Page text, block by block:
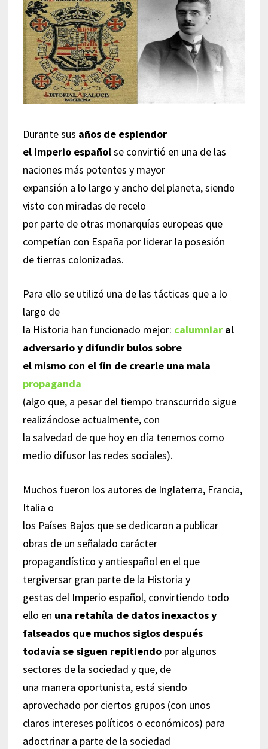
Durante sus años de esplendor
el Imperio españolse convirtió en una de las
naciones más potentes y mayor
expansión a lo largo y ancho del planeta, siendo
visto con miradas de recelo
por parte de otras monarquías europeas que
competían con España por liderar la posesión
de tierras colonizadas.
Para ello se utilizó una de las tácticas que a lo
largo de
la Historia han funcionado mejor: calumniaral
adversario y difundir bulos sobre
el mismo con el fin de crearle una mala
propaganda
(algo que, a pesar del tiempo transcurrido sigue
realizándose actualmente, con
la salvedad de que hoy en día tenemos como
medio difusor las redes sociales).
Muchos fueron los autores de Inglaterra, Francia,
Italia o
los Países Bajos que se dedicaron a publicar
obras de un señalado carácter
propagandístico y antiespañol en el que
tergiversar gran parte de la Historia y
gestas del Imperio español, convirtiendo todo
ello en una retahíla de datos inexactos y
falseados que muchos siglos después
todavía se siguen repitiendo por algunos
sectores de la sociedad y que, de
una manera oportunista, está siendo
aprovechado por ciertos grupos (con unos
claros intereses políticos o económicos) para
adoctrinar a parte de la sociedad